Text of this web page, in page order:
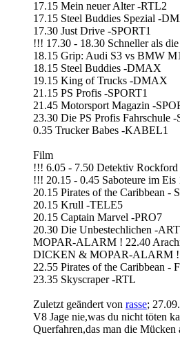
17.15 Mein neuer Alter -RTL2
17.15 Steel Buddies Spezial -
17.30 Just Drive -SPORT1
!!! 17.30 - 18.30 Schneller als
18.15 Grip: Audi S3 vs BMW
18.15 Steel Buddies -DMAX
19.15 King of Trucks -DMAX
21.15 PS Profis -SPORT1
21.45 Motorsport Magazin -
23.30 Die PS Profis Fahrschule -
0.35 Trucker Babes -KABEL1
Film
!!! 6.05 - 7.50 Detektiv
!!! 20.15 - 0.45 Saboteure im
20.15 Pirates of the Caribbean -
20.15 Krull -TELE5
20.15 Captain Marvel -PRO7
20.30 Die Unbestechlichen -
MOPAR-ALARM ! 22.40
DICKEN & MOPAR-ALARM !
22.55 Pirates of the Caribbean -
23.35 Skyscraper -RTL
Zuletzt geändert von rasse;
V8 Jage nie,was du nicht töten
Querfahren,das man die Mücken